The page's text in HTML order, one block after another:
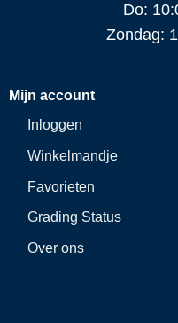
Do:
Zondag:
Mijn account
Inloggen
Winkelmandje
Favorieten
Grading Status
Over ons